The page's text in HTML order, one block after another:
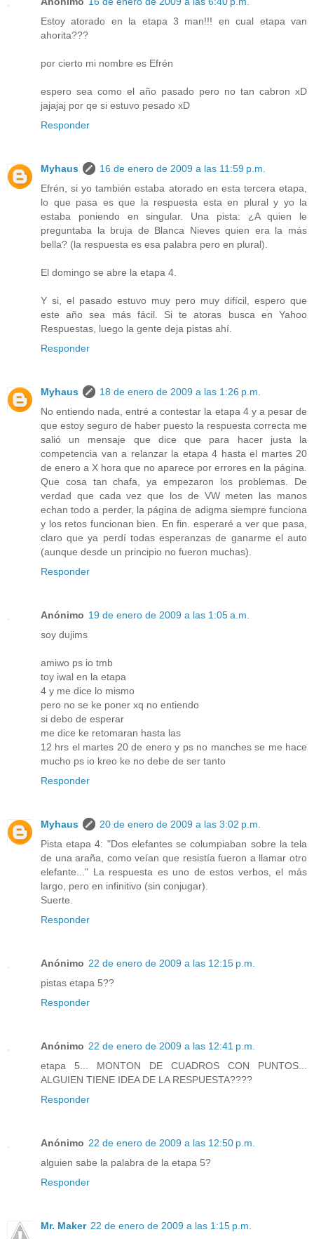
Estoy atorado en la etapa 3 man!!! en cual etapa van
ahorita???
por cierto mi nombre es Efrén
espero sea como el año pasado pero no tan cabron xD
jajajaj por qe si estuvo pesado xD
Responder
Myhaus
16 de enero de 2009 a las 11:59 p.m.
Efrén, si yo también estaba atorado en esta tercera etapa,
lo que pasa es que la respuesta esta en plural y yo la
estaba poniendo en singular. Una pista: ¿A quien le
preguntaba la bruja de Blanca Nieves quien era la más
bella? (la respuesta es esa palabra pero en plural).
El domingo se abre la etapa 4.
Y si, el pasado estuvo muy pero muy difícil, espero que
este año sea más fácil. Si te atoras busca en Yahoo
Respuestas, luego la gente deja pistas ahí.
Responder
Myhaus
18 de enero de 2009 a las 1:26 p.m.
No entiendo nada, entré a contestar la etapa 4 y a pesar de
que estoy seguro de haber puesto la respuesta correcta me
salió un mensaje que dice que para hacer justa la
competencia van a relanzar la etapa 4 hasta el martes 20
de enero a X hora que no aparece por errores en la página.
Que cosa tan chafa, ya empezaron los problemas. De
verdad que cada vez que los de VW meten las manos
echan todo a perder, la página de adigma siempre funciona
y los retos funcionan bien. En fin. esperaré a ver que pasa,
claro que ya perdí todas esperanzas de ganarme el auto
(aunque desde un principio no fueron muchas).
Responder
Anónimo 19 de enero de 2009 a las 1:05 a.m.
soy dujims
amiwo ps io tmb
toy iwal en la etapa
4 y me dice lo mismo
pero no se ke poner xq no entiendo
si debo de esperar
me dice ke retomaran hasta las
12 hrs el martes 20 de enero y ps no manches se me hace
mucho ps io kreo ke no debe de ser tanto
Responder
Myhaus
20 de enero de 2009 a las 3:02 p.m.
Pista etapa 4: "Dos elefantes se columpiaban sobre la tela
de una araña, como veían que resistía fueron a llamar otro
elefante..." La respuesta es uno de estos verbos, el más
largo, pero en infinitivo (sin conjugar).
Suerte.
Responder
Anónimo 22 de enero de 2009 a las 12:15 p.m.
pistas etapa 5??
Responder
Anónimo 22 de enero de 2009 a las 12:41 p.m.
etapa 5... MONTON DE CUADROS CON PUNTOS...
ALGUIEN TIENE IDEA DE LA RESPUESTA????
Responder
Anónimo 22 de enero de 2009 a las 12:50 p.m.
alguien sabe la palabra de la etapa 5?
Responder
Mr. Maker 22 de enero de 2009 a las 1:15 p.m.